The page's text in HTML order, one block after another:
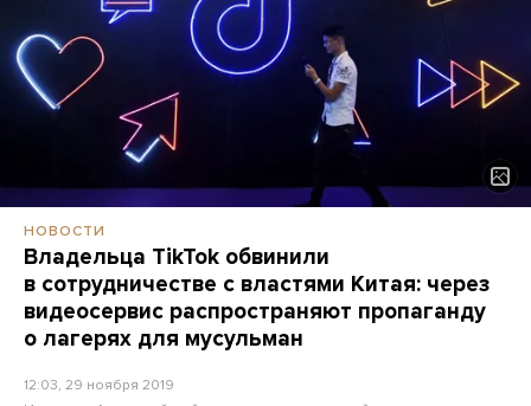
НОВОСТИ
Владельца TikTok обвинили
в сотрудничестве с властями Китая: через
видеосервис распространяют пропаганду
о лагерях для мусульман
12:03, 29 ноября 2019